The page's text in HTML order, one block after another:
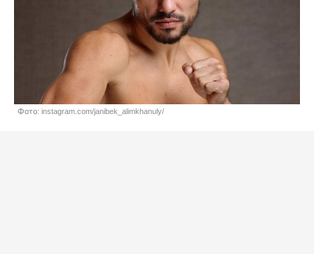
Фото: instagram.com/janibek_alimkhanuly/